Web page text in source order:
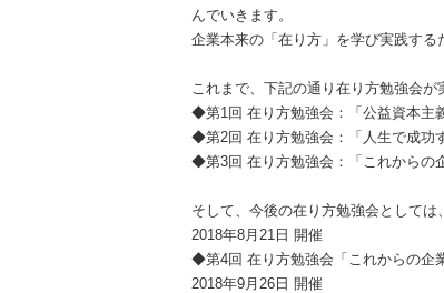
んでいきます。
企業本来の「在り ⽅ 」を学び実践す
これまで、下記の通り在り方勉強会が
◆第1回 在り方勉強会：「公益資本主
◆第2回 在り方勉強会：「人生で成功
◆第3回 在り方勉強会：「これから
そして、今後の在り方勉強会としては
2018年8月 21 日 開催
◆第4回 在り方勉強会 「これからの
2018年9月 26 日 開催